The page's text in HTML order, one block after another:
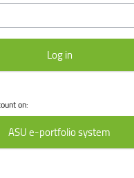
on:
ASU e-portfolio system